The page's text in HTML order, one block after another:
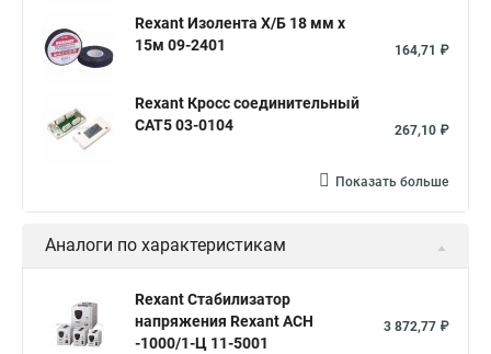
Rexant Изолента Х/Б 18 мм х
15м 09-2401
164,71 ₽
Rexant Кросс соединительный
CAT5 03-0104
267,10 ₽
Показать больше
Аналоги по характеристикам
Rexant Стабилизатор
напряжения Rexant АСН
-1000/1-Ц 11-5001
3 872,77 ₽